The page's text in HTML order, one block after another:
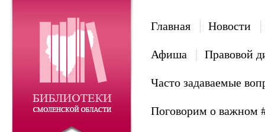
Главная Новости
Афиша Правовой
Часто задаваемые
Поговорим о важном